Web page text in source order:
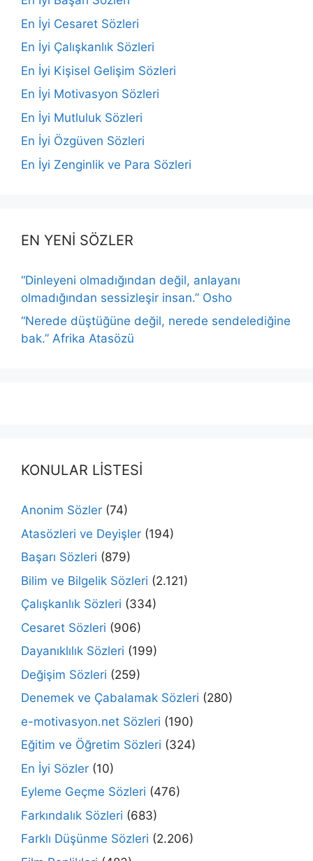
En İyi Cesaret Sözleri
En İyi Çalışkanlık Sözleri
En İyi Kişisel Gelişim Sözleri
En İyi Motivasyon Sözleri
En İyi Mutluluk Sözleri
En İyi Özgüven Sözleri
En İyi Zenginlik ve Para Sözleri
EN YENİ SÖZLER
“Dinleyeni olmadığından değil, anlayanı
olmadığından sessizleşir insan.” Osho
“Nerede düştüğüne değil, nerede sendelediğine
bak.” Afrika Atasözü
KONULAR LİSTESİ
Anonim Sözler (74)
Atasözleri ve Deyişler (194)
Başarı Sözleri (879)
Bilim ve Bilgelik Sözleri (2.121)
Çalışkanlık Sözleri (334)
Cesaret Sözleri (906)
Dayanıklılık Sözleri (199)
Değişim Sözleri (259)
Denemek ve Çabalamak Sözleri (280)
e-motivasyon.net Sözleri (190)
Eğitim ve Öğretim Sözleri (324)
En İyi Sözler (10)
Eyleme Geçme Sözleri (476)
Farkındalık Sözleri (683)
Farklı Düşünme Sözleri (2.206)